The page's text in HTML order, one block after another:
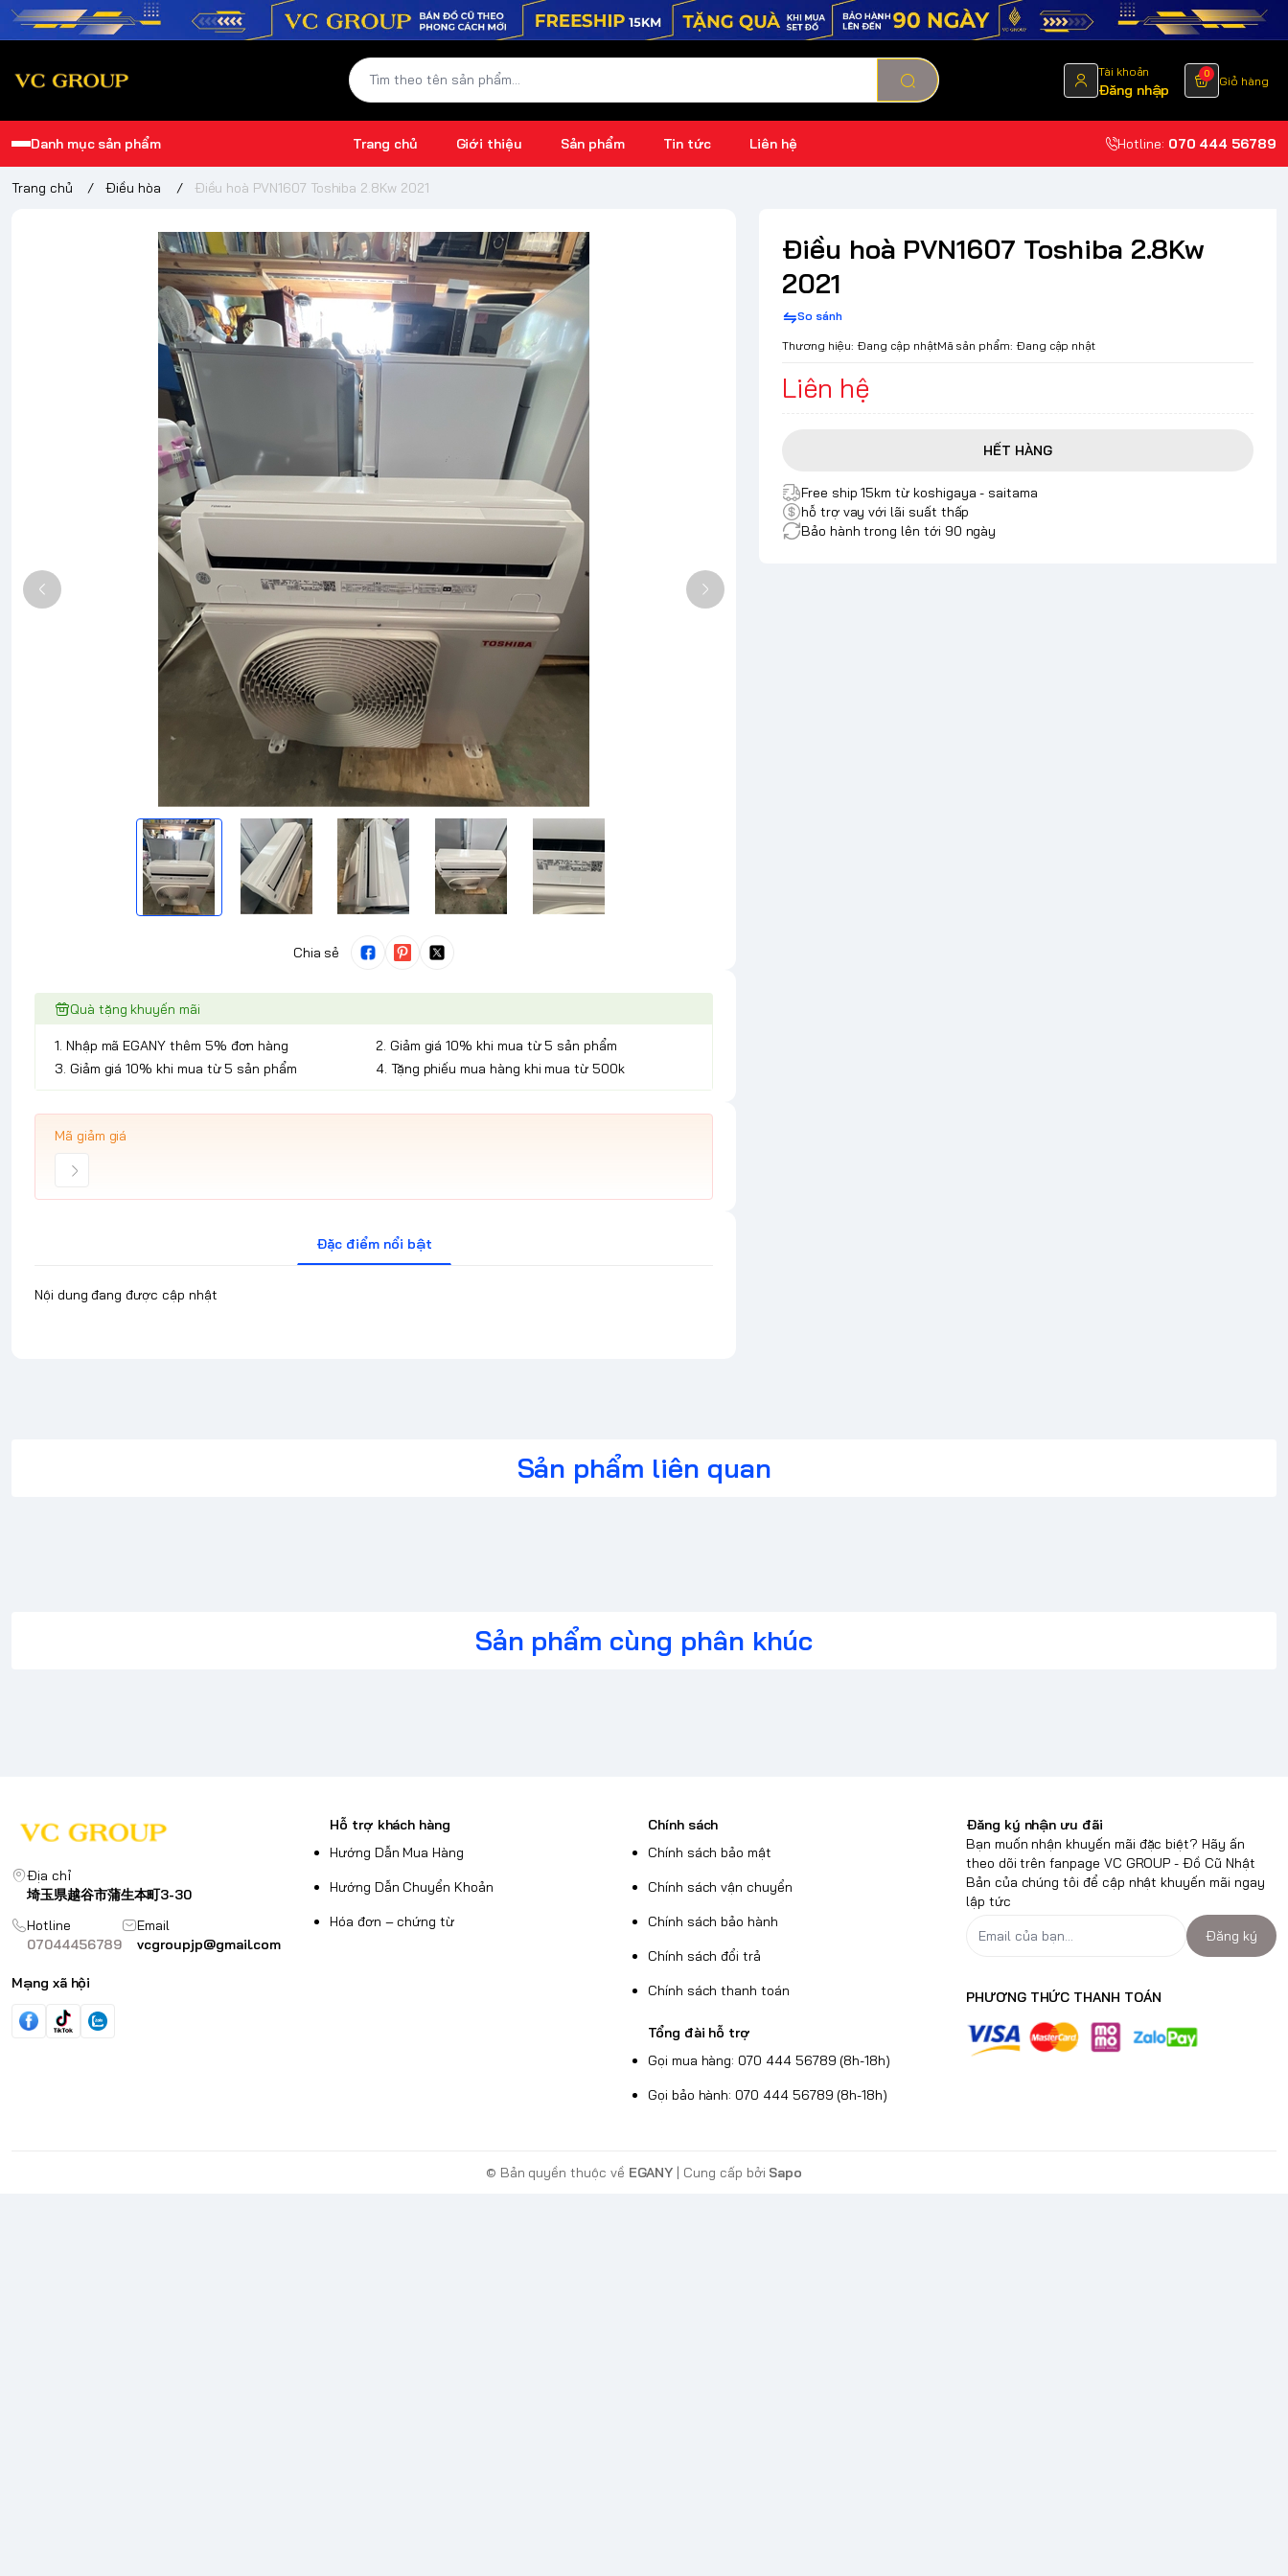
Tài khoản
Đăng nhập
0
Giỏ hàng
Danh mục sản phẩm Trang chủ Giới thiệu Sản phẩm Tin tức Liên hệ Hotline: 070 444 56789
Trang chủ / Điều hòa / Điều hoà PVN1607 Toshiba 2.8Kw 2021
Chia sẻ
Điều hoà PVN1607 Toshiba 2.8Kw
2021
So sánh
Thương hiệu: Đang cập nhậtMã sản phẩm: Đang cập nhật
Liên hệ
HẾT HÀNG
Free ship 15km từ koshigaya - saitama
hỗ trợ vay với lãi suất thấp
Bảo hành trong lên tới 90 ngày
Quà tặng khuyến mãi
1. Nhập mã EGANY thêm 5% đơn hàng
2. Giảm giá 10% khi mua từ 5 sản phẩm
3. Giảm giá 10% khi mua từ 5 sản phẩm
4. Tặng phiếu mua hàng khi mua từ 500k
Mã giảm giá
Đặc điểm nổi bật
Nội dung đang được cập nhật
Sản phẩm liên quan
Sản phẩm cùng phân khúc
Địa chỉ
埼玉県越谷市蒲生本町3-30
Hotline
07044456789
Email
vcgroupjp@gmail.com
Mạng xã hội
Hỗ trợ khách hàng
Hướng Dẫn Mua Hàng
Hướng Dẫn Chuyển Khoản
Hóa đơn – chứng từ
Chính sách
Chính sách bảo mật
Chính sách vận chuyển
Chính sách bảo hành
Chính sách đổi trả
Chính sách thanh toán
Tổng đài hỗ trợ
Gọi mua hàng: 070 444 56789 (8h-18h)
Gọi bảo hành: 070 444 56789 (8h-18h)
Đăng ký nhận ưu đãi
Bạn muốn nhận khuyến mãi đặc biệt? Hãy ấn
theo dõi trên fanpage VC GROUP - Đồ Cũ Nhật
Bản của chúng tôi để cập nhật khuyến mãi ngay
lập tức
Đăng ký
PHƯƠNG THỨC THANH TOÁN
© Bản quyền thuộc về EGANY | Cung cấp bởi Sapo